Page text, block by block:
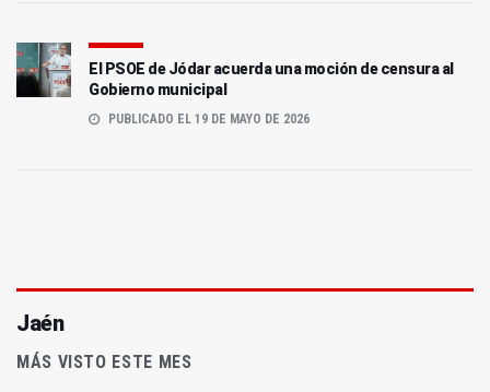
El PSOE de Jódar acuerda una moción de censura al
Gobierno municipal
PUBLICADO EL 19 DE MAYO DE 2026
Jaén
MÁS VISTO ESTE MES